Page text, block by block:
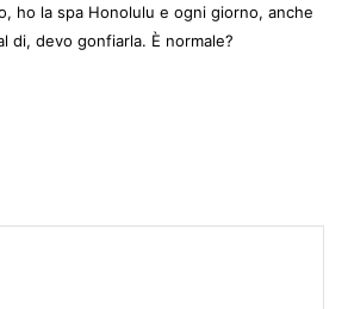
ho la spa Honolulu e ogni giorno, anche
di, devo gonfiarla. È normale?